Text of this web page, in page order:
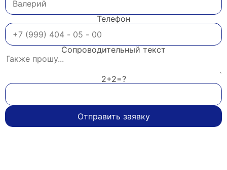
Телефон
Сопроводительный текст
2+2=?
Отправить заявку